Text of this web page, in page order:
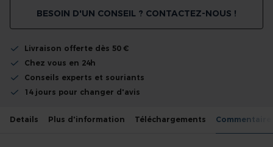
BESOIN D'UN CONSEIL ? CONTACTEZ-NOUS !
Livraison offerte dès 50 €
Chez vous en 24h
Conseils experts et souriants
14 jours pour changer d'avis
Details Plus d'information Téléchargements